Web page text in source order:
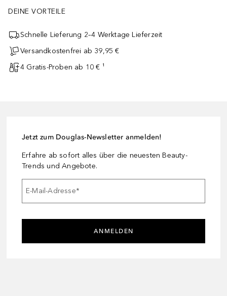
DEINE VORTEILE
Schnelle Lieferung 2–4 Werktage Lieferzeit
Versandkostenfrei ab 39,95 €
4 Gratis-Proben ab 10 € ¹
Jetzt zum Douglas-Newsletter anmelden!
Erfahre ab sofort alles über die neuesten Beauty-
Trends und Angebote.
E-Mail-Adresse*
ANMELDEN